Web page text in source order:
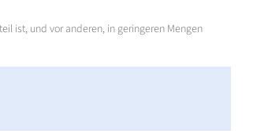
ist, und vor anderen, in geringeren Mengen